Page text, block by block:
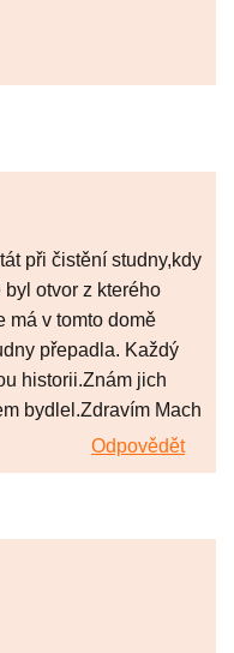
při čistění studny,kdy
otvor z kterého
má v tomto domě
přepadla. Každý
historii.Znám jich
bydlel.Zdravím Mach
Odpovědět